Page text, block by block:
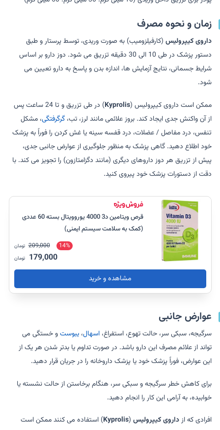
زمان و نحوه مصرف
داروی کیپرولیس (کارفیلزومیب) به صورت وریدی، توسط پرستار و طبق
دستور پزشک در طی 10 الی 30 دقیقه تزریق می شود. دوز دارو بر اساس
شرایط جسمانی، نتایج آزمایش ها، اندازه بدن و پاسخ به دارو تعیین می
شود.
ممکن است داروی کیپرولیس (Kyprolis
) در طی تزریق و تا 24 ساعت پس
از آن واکنش جدی ایجاد کند. بروز علائمی مانند لرز، تب،گرگرفتگی، مشکل
تنفس، درد مفاصل / عضلات، درد قفسه سینه یا غش کردن را فوراً به پزشک
خود اطلاع دهید. گاهی پزشک به منظور جلوگیری از عوارض جانبی جدی،
پیش از تزریق هر دوز داروهای دیگری (مانند دگزامتازون) را تجویز می کند. با
دقت از دستورات پزشک خود پیروی کنید.
قرص ویتامین د3 4000 یوروویتال بسته 60 عددی
(کمک به سلامت سیستم ایمنی)
14%
209,000 تومان
179,000 تومان
مشاهده و خرید
عوارض جانبی
سرگیجه، سبکی سر، حالت تهوع، استفراغ،اسهال،یبوستو خستگی می
تواند از علائم مصرف این دارو باشد. در صورت تداوم یا بدتر شدن هر یک از
این عوارض، فوراً پزشک خود یا پزشک داروخانه را در جریان قرار دهید.
برای کاهش خطر سرگیجه و سبکی سر، هنگام برخاستن از حالت نشسته یا
خوابیده، به آرامی این کار را انجام دهید.
افرادی که ازداروی کیپرولیس (
Kyprolis) استفاده می کنند ممکن است